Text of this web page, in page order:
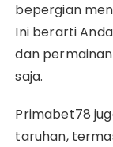
bepergian
Ini berarti
dan
saja.
Primabet78
taruhan,